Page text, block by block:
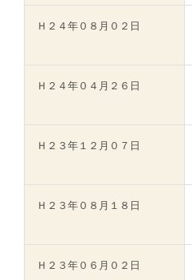
Ｈ２４年０８月０２日
Ｈ２４年０４月２６日
Ｈ２３年１２月０７日
Ｈ２３年０８月１８日
Ｈ２３年０６月０２日